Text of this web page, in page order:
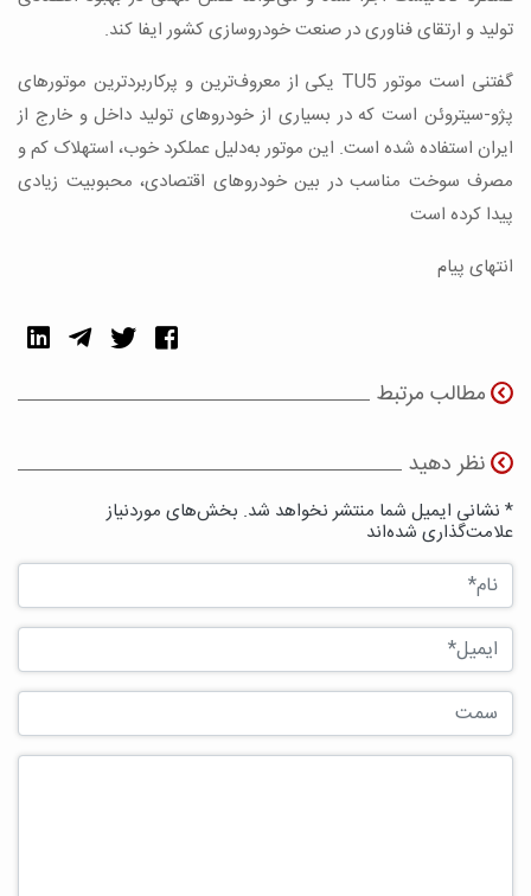
تولید و ارتقای فناوری در صنعت خودروسازی کشور ایفا کند.
گفتنی است موتور TU5 یکی از معروف‌ترین و پرکاربردترین موتورهای
پژو-سیتروئن است که در بسیاری از خودروهای تولید داخل و خارج از
ایران استفاده شده است. این موتور به‌دلیل عملکرد خوب، استهلاک کم و
مصرف سوخت مناسب در بین خودروهای اقتصادی، محبوبیت زیادی
پیدا کرده است
انتهای پیام
مطالب مرتبط
نظر دهید
* نشانی ایمیل شما منتشر نخواهد شد. بخش‌های موردنیاز
علامت‌گذاری شده‌اند